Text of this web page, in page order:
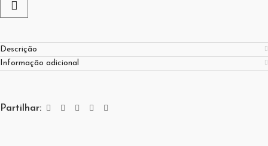
Descrição
Informação adicional
Partilhar: